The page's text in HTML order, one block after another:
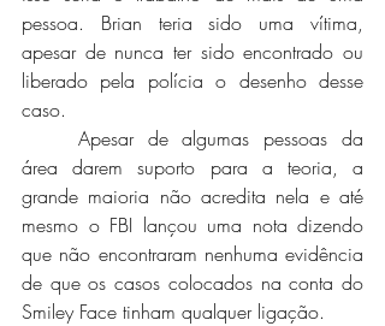
pessoa. Brian teria sido uma vítima,
apesar de nunca ter sido encontrado ou
liberado pela polícia o desenho desse
caso.
área darem suporto para a teoria, a
grande maioria não acredita nela e até
mesmo o FBI lançou uma nota dizendo
que não encontraram nenhuma evidência
de que os casos colocados na conta do
Smiley Face tinham qualquer ligação.